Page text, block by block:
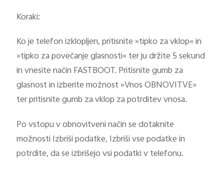
Koraki:
Ko je telefon izklopljen, pritisnite »tipko za vklop« in
»tipko za povečanje glasnosti« ter ju držite 5 sekund
in vnesite način FASTBOOT. Pritisnite gumb za
glasnost in izberite možnost »Vnos OBNOVITVE«
ter pritisnite gumb za vklop za potrditev vnosa.
Po vstopu v obnovitveni način se dotaknite
možnosti Izbriši podatke, Izbriši vse podatke in
potrdite, da se izbrišejo vsi podatki v telefonu.